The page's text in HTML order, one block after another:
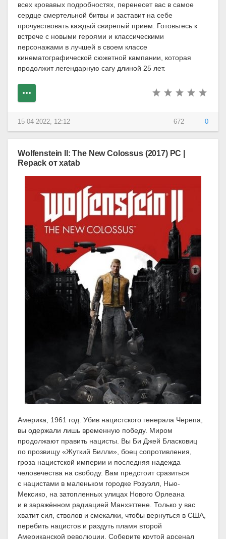
всех кровавых подробностях, перенесет вас в самое
сердце смертельной битвы и заставит на себе
прочувствовать каждый свирепый прием. Готовьтесь к
встрече с новыми героями и классическими
персонажами в лучшей в своем классе
кинематографической сюжетной кампании, которая
продолжит легендарную сагу длиной 25 лет.
672 0
15-04-2022, 12:12
Wolfenstein II: The New Colossus (2017) PC |
Repack от xatab
Америка, 1961 год. Убив нацистского генерала Черепа,
вы одержали лишь временную победу. Миром
продолжают править нацисты. Вы Би Джей Бласковиц
по прозвищу «Жуткий Билли», боец сопротивления,
гроза нацистской империи и последняя надежда
человечества на свободу. Вам предстоит сразиться
с нацистами в маленьком городке Розуэлл, Нью-
Мексико, на затопленных улицах Нового Орлеана
и в заражённом радиацией Манхэттене. Только у вас
хватит сил, стволов и смекалки, чтобы вернуться в США,
перебить нацистов и раздуть пламя второй
Американской революции. Соберите крутой арсенал